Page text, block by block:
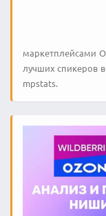
маркетплейсами
лучших спикеров
mpstats.